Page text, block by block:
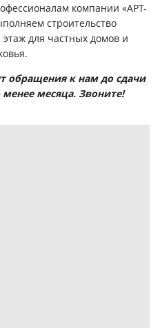
компании «АРТ-
строительство
для частных домов и
обращения к нам до сдачи
менее месяца. Звоните!